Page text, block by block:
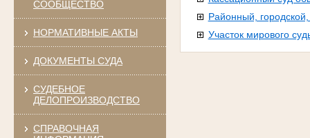
СООБЩЕСТВО
НОРМАТИВНЫЕ АКТЫ
ДОКУМЕНТЫ СУДА
СУДЕБНОЕ
ДЕЛОПРОИЗВОДСТВО
СПРАВОЧНАЯ
Районный,
Участок мирового